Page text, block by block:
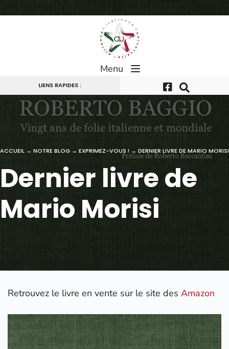
Menu
LIENS RAPIDES :
ACCUEIL → NOTRE BLOG → EXPRIMEZ-VOUS ! → DERNIER LIVRE DE MARIO MORISI
Dernier livre de
Mario Morisi
Retrouvez le livre en vente sur le site des Amazon